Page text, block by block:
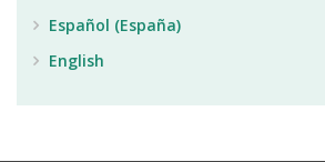
Español (España)
English